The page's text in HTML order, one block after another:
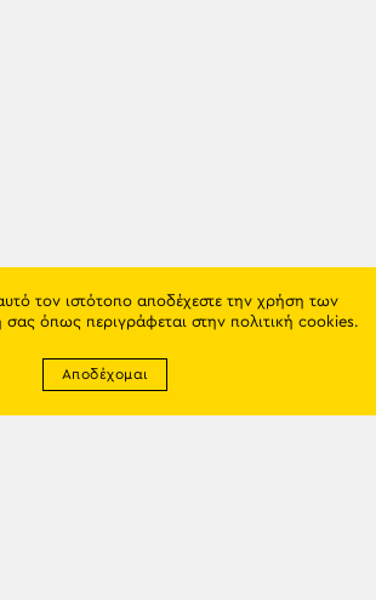
τον ιστότοπο αποδέχεστε την χρήση των
σας όπως περιγράφεται στην πολιτική cookies.
Αποδέχομαι